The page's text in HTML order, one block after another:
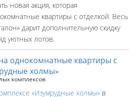
новая акция, которая
квартиры с отделкой. Весь
дарит дополнительную скидку
уютных лотов.
однокомнатные квартиры с
холмы»
комплексов
«Изумрудные холмы» в